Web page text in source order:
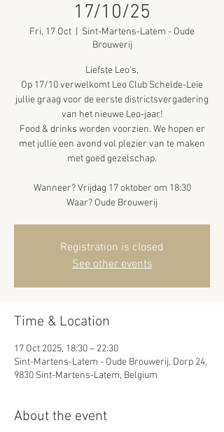
17/10/25
Fri, 17 Oct
Sint-Martens-Latem - Oude
Brouwerij
Liefste Leo's,
Op 17/10 verwelkomt Leo Club Schelde-Leie
jullie graag voor de eerste districtsvergadering
van het nieuwe Leo-jaar!
Food & drinks worden voorzien. We hopen er
met jullie een avond vol plezier van te maken
met goed gezelschap.
Wanneer? Vrijdag 17 oktober om 18:30
Waar? Oude Brouwerij
Registration is closed
See other events
Time & Location
17 Oct 2025, 18:30 – 22:30
Sint-Martens-Latem - Oude Brouwerij, Dorp 24,
9830 Sint-Martens-Latem, Belgium
About the event